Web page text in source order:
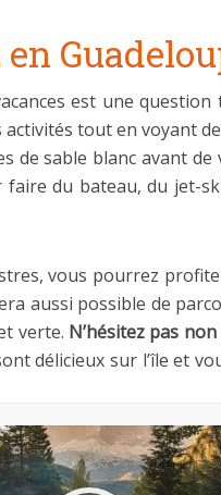
est une
tout en voyant
de sable blanc avant
du bateau, du jet-
vous pourrez
aussi possible de
verte. N’hésitez pas
délicieux sur l’île et